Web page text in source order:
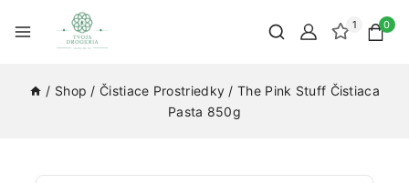
1 0
/ Shop / Čistiace Prostriedky / The Pink Stuff Čistiaca
Pasta 850g